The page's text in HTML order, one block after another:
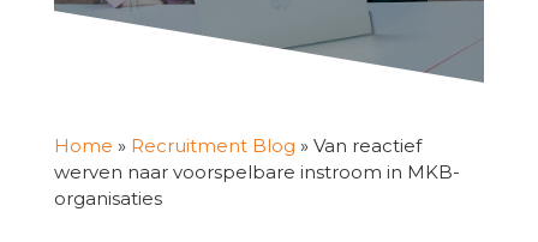
Home » Recruitment Blog » Van reactief
werven naar voorspelbare instroom in MKB-
organisaties